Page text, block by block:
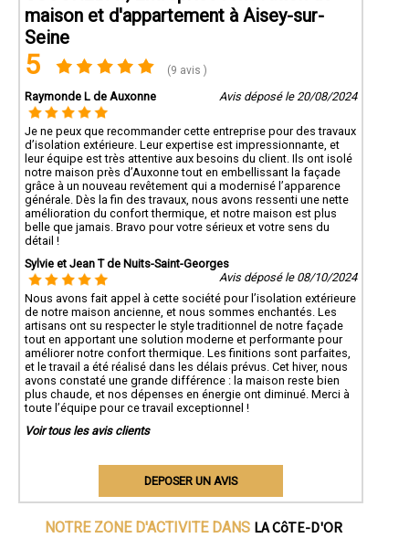
maison et d'appartement à Aisey-sur-
Seine
5 (9 avis )
Raymonde L de Auxonne Avis déposé le 20/08/2024
Je ne peux que recommander cette entreprise pour des travaux
d’isolation extérieure. Leur expertise est impressionnante, et
leur équipe est très attentive aux besoins du client. Ils ont isolé
notre maison près d’Auxonne tout en embellissant la façade
grâce à un nouveau revêtement qui a modernisé l’apparence
générale. Dès la fin des travaux, nous avons ressenti une nette
amélioration du confort thermique, et notre maison est plus
belle que jamais. Bravo pour votre sérieux et votre sens du
détail !
Sylvie et Jean T de Nuits-Saint-Georges
Avis déposé le 08/10/2024
Nous avons fait appel à cette société pour l’isolation extérieure
de notre maison ancienne, et nous sommes enchantés. Les
artisans ont su respecter le style traditionnel de notre façade
tout en apportant une solution moderne et performante pour
améliorer notre confort thermique. Les finitions sont parfaites,
et le travail a été réalisé dans les délais prévus. Cet hiver, nous
avons constaté une grande différence : la maison reste bien
plus chaude, et nos dépenses en énergie ont diminué. Merci à
toute l’équipe pour ce travail exceptionnel !
Voir tous les avis clients
DEPOSER UN AVIS
NOTRE ZONE D'ACTIVITE DANS LA CôTE-D'OR